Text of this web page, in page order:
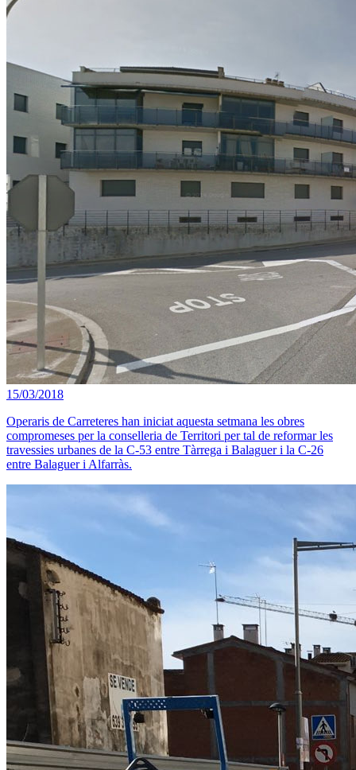
15/03/2018
Operaris de Carreteres han iniciat aquesta setmana les obres
compromeses per la conselleria de Territori per tal de reformar les
travessies urbanes de la C-53 entre Tàrrega i Balaguer i la C-26
entre Balaguer i Alfarràs.